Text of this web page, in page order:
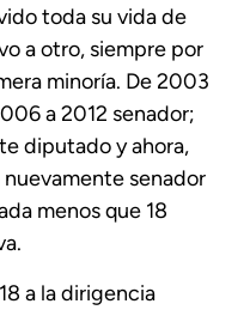
toda su vida de
a otro, siempre por
minoría. De 2003
a 2012 senador;
diputado y ahora,
senador
menos que 18
a la dirigencia